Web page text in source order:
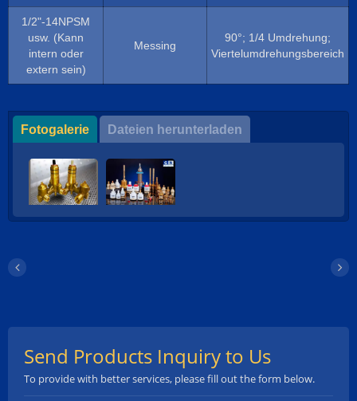
1/2"-14NPSM
usw. (Kann
intern oder
extern sein)
Messing
90°; 1/4 Umdrehung;
Viertelumdrehungsbereich
Fotogalerie Dateien herunterladen